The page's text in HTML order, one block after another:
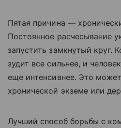
Пятая причина —
Постоянное расчесывание
запустить замкнутый круг.
зудит все сильнее, и
еще интенсивнее. Это
хронической экземе или
Лучший способ борьбы с